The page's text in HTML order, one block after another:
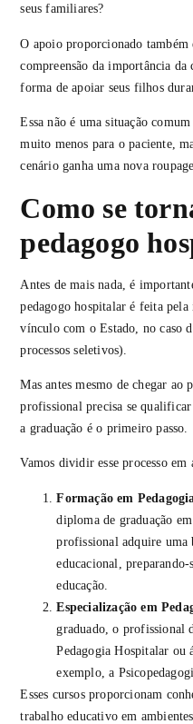
seus familiares?
O apoio proporcionado
compreensão da importância
forma de apoiar seus filhos
Essa não é uma situação
muito menos para o paciente,
cenário ganha uma nova
Como se
pedagogo
Antes de mais nada, é
pedagogo hospitalar é feita pela
vínculo com o Estado, no caso
processos seletivos).
Mas antes mesmo de chegar ao
profissional precisa se qualificar
a graduação é o primeiro passo.
Vamos dividir esse processo em
Formação em
diploma de graduação
profissional adquire uma
educacional, preparando-
educação.
Especialização em
graduado, o profissional
Pedagogia Hospitalar ou
exemplo, a
Esses cursos proporcionam
trabalho educativo em